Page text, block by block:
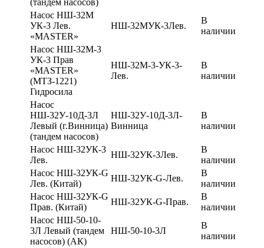
Насос НШ-32М
УК-3 Лев.
«MASTER»
НШ-32МУК-3Лев.
В
наличии
Насос НШ-32М-3
УК-3 Прав
«MASTER»
(МТЗ-1221)
Гидросила
НШ-32М-3-УК-3-
Лев.
В
наличии
Насос
НШ-32У-10Д-3Л
Левый (г.Винница)
(тандем насосов)
НШ-32У-10Д-3Л-
Винница
В
наличии
Насос НШ-32УК-3
Лев.
НШ-32УК-3Лев.
В
наличии
Насос НШ-32УК-G
Лев. (Китай)
НШ-32УК-G-Лев.
В
наличии
Насос НШ-32УК-G
Прав. (Китай)
НШ-32УК-G-Прав.
В
наличии
Насос НШ-50-10-
3Л Левый (тандем
насосов) (АК)
НШ-50-10-3Л
В
наличии